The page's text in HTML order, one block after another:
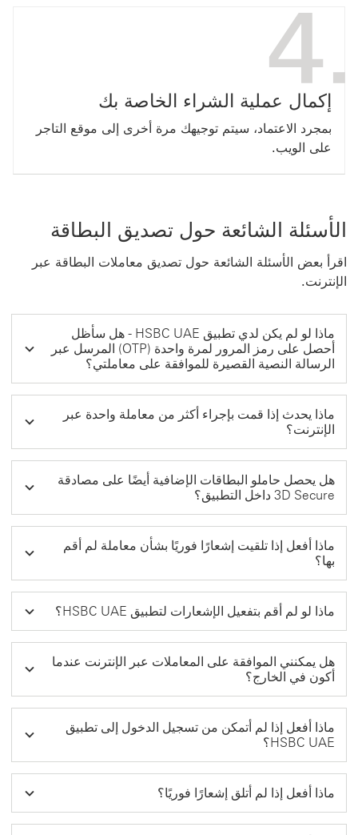
إكمال عملية الشراء الخاصة بك
بمجرد الاعتماد، سيتم توجيهك مرة أخرى إلى موقع التاجر
على الويب.
الأسئلة الشائعة حول تصديق البطاقة
اقرأ بعض الأسئلة الشائعة حول تصديق معاملات البطاقة عبر
الإنترنت.
ماذا لو لم يكن لدي تطبيق HSBC UAE - هل سأظل
أحصل على رمز المرور لمرة واحدة (OTP) المرسل عبر
الرسالة النصية القصيرة للموافقة على معاملتي؟
ماذا يحدث إذا قمت بإجراء أكثر من معاملة واحدة عبر
الإنترنت؟
هل يحصل حاملو البطاقات الإضافية أيضًا على مصادقة
3D Secure داخل التطبيق؟
ماذا أفعل إذا تلقيت إشعارًا فوريًا بشأن معاملة لم أقم
بها؟
ماذا لو لم أقم بتفعيل الإشعارات لتطبيق HSBC UAE؟
هل يمكنني الموافقة على المعاملات عبر الإنترنت عندما
أكون في الخارج؟
ماذا أفعل إذا لم أتمكن من تسجيل الدخول إلى تطبيق
HSBC UAE؟
ماذا أفعل إذا لم أتلق إشعارًا فوريًا؟